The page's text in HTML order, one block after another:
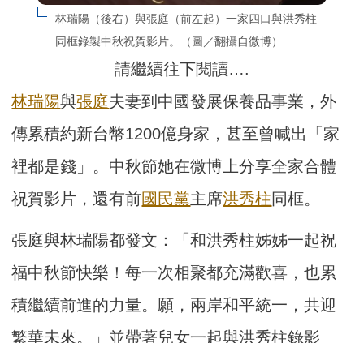
林瑞陽（後右）與張庭（前左起）一家四口與洪秀柱
同框錄製中秋祝賀影片。（圖／翻攝自微博）
請繼續往下閱讀….
林瑞陽與張庭夫妻到中國發展保養品事業，外
傳累積約新台幣1200億身家，甚至曾喊出「家
裡都是錢」。中秋節她在微博上分享全家合體
祝賀影片，還有前國民黨主席洪秀柱同框。
張庭與林瑞陽都發文：「和洪秀柱姊姊一起祝
福中秋節快樂！每一次相聚都充滿歡喜，也累
積繼續前進的力量。願，兩岸和平統一，共迎
繁華未來。」並帶著兒女一起與洪秀柱錄影